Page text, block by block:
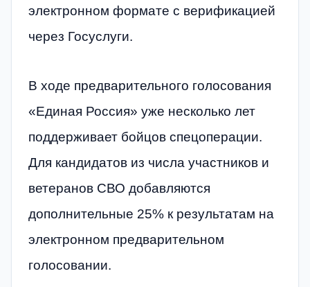
электронном формате с верификацией
через Госуслуги.
В ходе предварительного голосования
«Единая Россия» уже несколько лет
поддерживает бойцов спецоперации.
Для кандидатов из числа участников и
ветеранов СВО добавляются
дополнительные 25% к результатам на
электронном предварительном
голосовании.